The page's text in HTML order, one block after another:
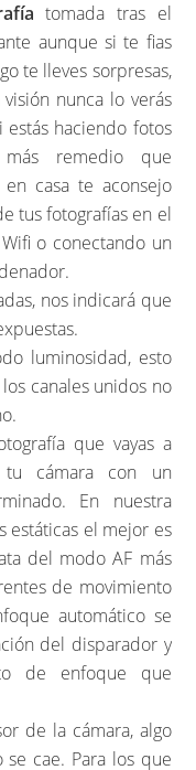
tomada tras el
aunque si te fias
te lleves sorpresas,
nunca lo verás
haciendo fotos
remedio que
casa te aconsejo
tus fotografías en el
o conectando un
nos indicará que
luminosidad, esto
canales unidos no
que vayas a
tu cámara con un
En nuestra
estáticas el mejor es
del modo AF más
de movimiento
automático se
del disparador y
de enfoque que
de la cámara, algo
cae. Para los que